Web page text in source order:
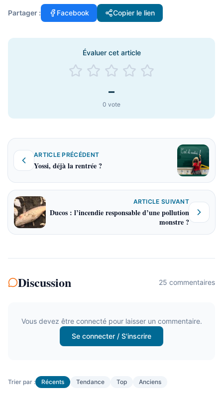
Partager : Facebook Copier le lien
Évaluer cet article
–
0 vote
ARTICLE PRÉCÉDENT
Yossi, déjà la rentrée ?
ARTICLE SUIVANT
Ducos : l’incendie responsable d’une pollution
monstre ?
Discussion 25 commentaires
Vous devez être connecté pour laisser un commentaire.
Se connecter / S'inscrire
Trier par : Récents Tendance Top Anciens